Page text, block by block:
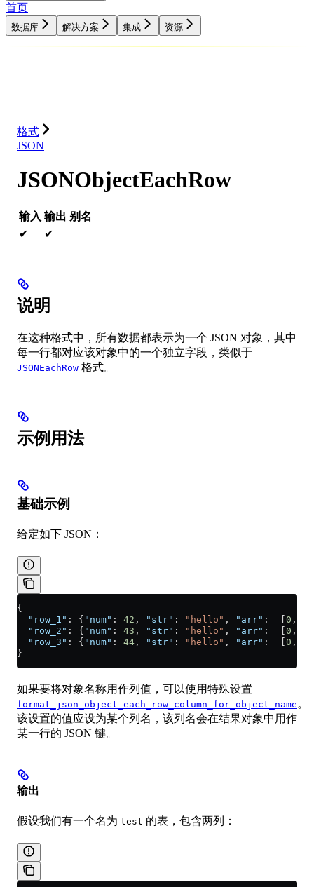
首页
数据库 解决方案 集成 资源
格式
JSON
JSONObjectEachRow
输入 输出 别名
✔
✔
说明
在这种格式中，所有数据都表示为一个 JSON 对象，其中
每一行都对应该对象中的一个独立字段，类似于
JSONEachRow 格式。
示例用法
基础示例
给定如下 JSON：
{
  "row_1"
: { "num" : 42 , "str" : "hello" , "arr" :  [ 0 ,
  "row_2"
: { "num" : 43 , "str" : "hello" , "arr" :  [ 0 ,
  "row_3"
: { "num" : 44 , "str" : "hello" , "arr" :  [ 0 ,
}
如果要将对象名称用作列值，可以使用特殊设置
format_json_object_each_row_column_for_object_name 。
该设置的值应设为某个列名，该列名会在结果对象中用作
某一行的 JSON 键。
输出
假设我们有一个名为 test 的表，包含两列：